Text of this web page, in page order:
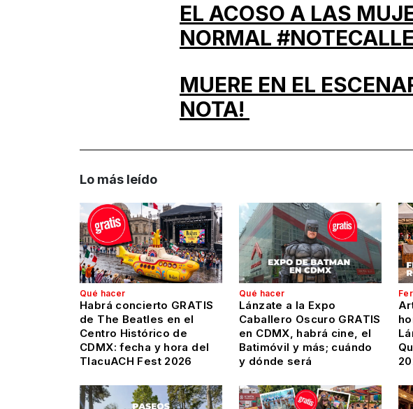
EL ACOSO A LAS
NORMAL
MUERE EN EL
NOTA!
Lo más leído
Qué hacer
Habrá concierto GRATIS
de The Beatles en el
Centro Histórico de
CDMX: fecha y hora del
TlacuACH Fest 2026
Qué hacer
Lánzate a la Expo
Caballero Oscuro GRATIS
en CDMX, habrá cine, el
Batimóvil y más; cuándo
y dónde será